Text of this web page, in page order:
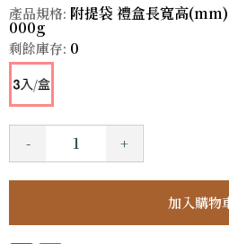
產品規格: 附提袋 禮盒長寬高
000g
剩餘庫存: 0
- +